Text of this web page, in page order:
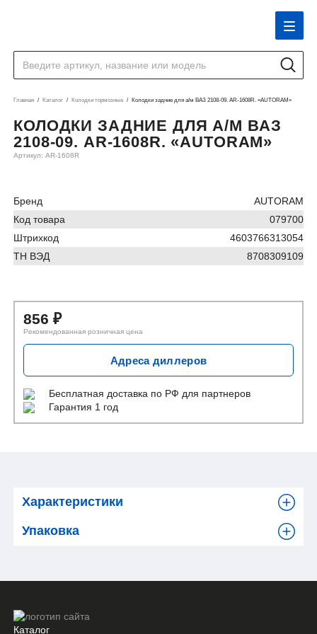
Главная Каталог Колодки тормозные Колодки задние для а/м ВАЗ 2108-09. AR-1608R. «AUTORAM»
КОЛОДКИ ЗАДНИЕ ДЛЯ А/М ВАЗ
2108-09. AR-1608R. «AUTORAM»
Артикул: AR-1608R
Бренд
AUTORAM
Код товара
079700
Штрихкод
4603766313054
ТН ВЭД
8708309109
856₽
Рекомендованная розничная цена
Адреса диллеров
Бесплатная доставка по РФ для партнеров
Гарантия 1 год
Характеристики
Упаковка
Каталог